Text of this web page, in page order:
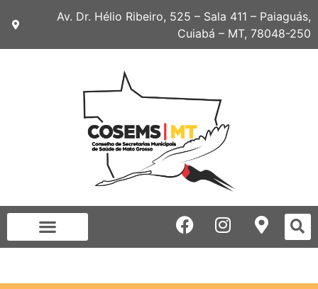
Av. Dr. Hélio Ribeiro, 525 – Sala 411 – Paiaguás,
Cuiabá – MT, 78048-250